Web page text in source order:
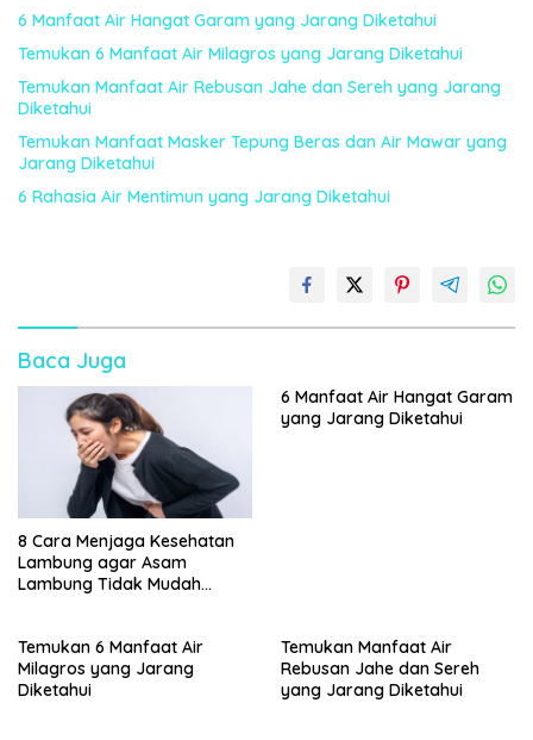
6 Manfaat Air Hangat Garam yang Jarang Diketahui
Temukan 6 Manfaat Air Milagros yang Jarang Diketahui
Temukan Manfaat Air Rebusan Jahe dan Sereh yang Jarang
Diketahui
Temukan Manfaat Masker Tepung Beras dan Air Mawar yang
Jarang Diketahui
6 Rahasia Air Mentimun yang Jarang Diketahui
Baca Juga
8 Cara Menjaga Kesehatan
Lambung agar Asam
Lambung Tidak Mudah
6 Manfaat Air Hangat Garam
yang Jarang Diketahui
Temukan 6 Manfaat Air
Milagros yang Jarang
Diketahui
Temukan Manfaat Air
Rebusan Jahe dan Sereh
yang Jarang Diketahui